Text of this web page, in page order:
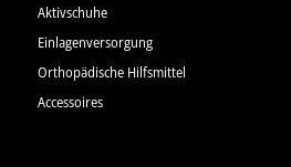
Aktivschuhe
Einlagenversorgung
Orthopädische Hilfsmittel
Accessoires